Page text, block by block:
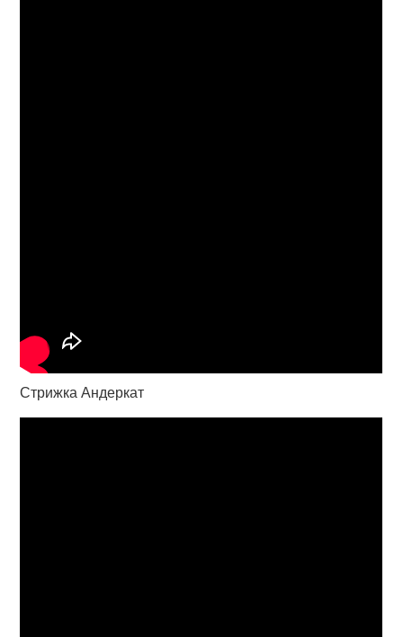
Стрижка Андеркат